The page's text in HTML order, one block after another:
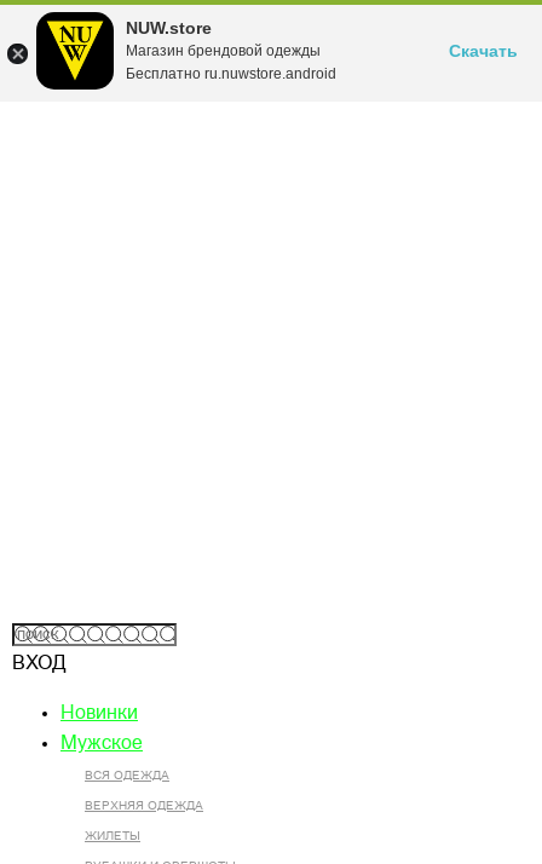
NUW.store
Магазин брендовой одежды
Бесплатно ru.nuwstore.android
Скачать
ВХОД
Новинки
Мужское
ВСЯ ОДЕЖДА
ВЕРХНЯЯ ОДЕЖДА
ЖИЛЕТЫ